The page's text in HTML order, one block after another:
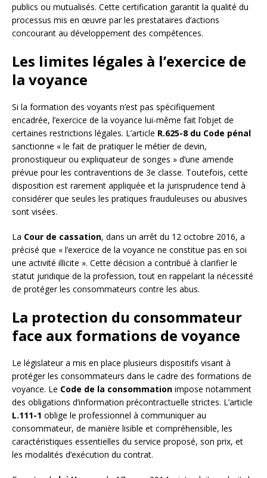
publics ou mutualisés. Cette certification garantit la qualité du
processus mis en œuvre par les prestataires d’actions
concourant au développement des compétences.
Les limites légales à l’exercice de
la voyance
Si la formation des voyants n’est pas spécifiquement
encadrée, l’exercice de la voyance lui-même fait l’objet de
certaines restrictions légales. L’article R.625-8 du Code pénal
sanctionne « le fait de pratiquer le métier de devin,
pronostiqueur ou expliquateur de songes » d’une amende
prévue pour les contraventions de 3e classe. Toutefois, cette
disposition est rarement appliquée et la jurisprudence tend à
considérer que seules les pratiques frauduleuses ou abusives
sont visées.
La Cour de cassation, dans un arrêt du 12 octobre 2016, a
précisé que « l’exercice de la voyance ne constitue pas en soi
une activité illicite ». Cette décision a contribué à clarifier le
statut juridique de la profession, tout en rappelant la nécessité
de protéger les consommateurs contre les abus.
La protection du consommateur
face aux formations de voyance
Le législateur a mis en place plusieurs dispositifs visant à
protéger les consommateurs dans le cadre des formations de
voyance. Le Code de la consommation impose notamment
des obligations d’information précontractuelle strictes. L’article
L.111-1 oblige le professionnel à communiquer au
consommateur, de manière lisible et compréhensible, les
caractéristiques essentielles du service proposé, son prix, et
les modalités d’exécution du contrat.